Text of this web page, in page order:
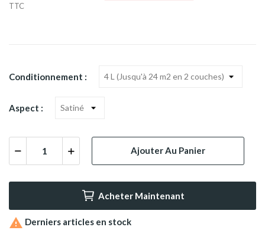
TTC
Conditionnement :
Aspect :
Ajouter Au Panier
Acheter Maintenant
 Derniers articles en stock